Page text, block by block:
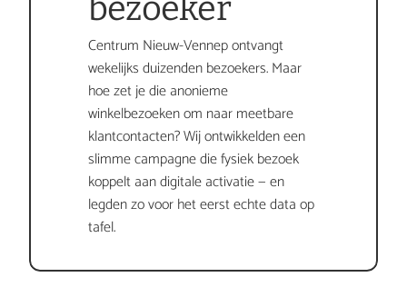
Centrum Nieuw-Vennep ontvangt
wekelijks duizenden bezoekers. Maar
hoe zet je die anonieme
winkelbezoeken om naar meetbare
klantcontacten? Wij ontwikkelden een
slimme campagne die fysiek bezoek
koppelt aan digitale activatie — en
legden zo voor het eerst echte data op
tafel.